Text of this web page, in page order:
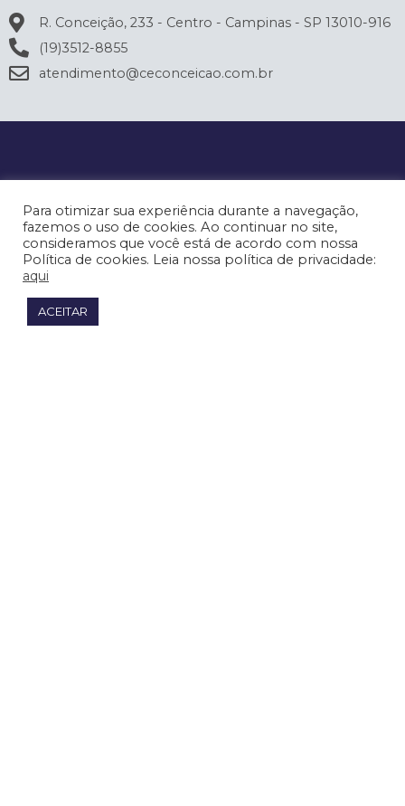
R. Conceição, 233 - Centro - Campinas - SP 13010-916
(19)3512-8855
atendimento@ceconceicao.com.br
Para otimizar sua experiência durante a navegação,
fazemos o uso de cookies. Ao continuar no site,
consideramos que você está de acordo com nossa
Política de cookies. Leia nossa política de privacidade:
aqui
ACEITAR